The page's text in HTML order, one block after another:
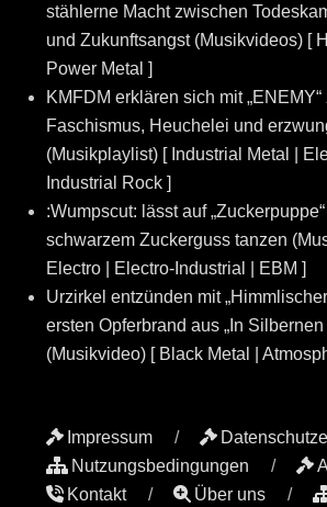
stählerne Macht zwischen
und Zukunftsangst (Musikvideos) [
Power Metal ]
KMFDM erklären sich mit
Faschismus, Heuchelei und
(Musikplaylist) [ Industrial Metal |
Industrial Rock ]
:Wumpscut: lässt auf
schwarzem Zuckerguss tanzen
Electro | Electro-Industrial | EBM ]
Urzirkel entzünden mit
ersten Opferbrand aus „In Silbernen
(Musikvideo) [ Black Metal |
Impressum
Nutzungsbedingungen
Kontakt
Über uns